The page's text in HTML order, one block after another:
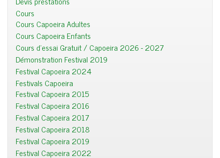
Cours
Cours Capoeira Adultes
Cours Capoeira Enfants
Cours d'essai Gratuit / Capoeira 2026 - 2027
Démonstration Festival 2019
Festival Capoeira 2024
Festivals Capoeira
Festival Capoeira 2015
Festival Capoeira 2016
Festival Capoeira 2017
Festival Capoeira 2018
Festival Capoeira 2019
Festival Capoeira 2022